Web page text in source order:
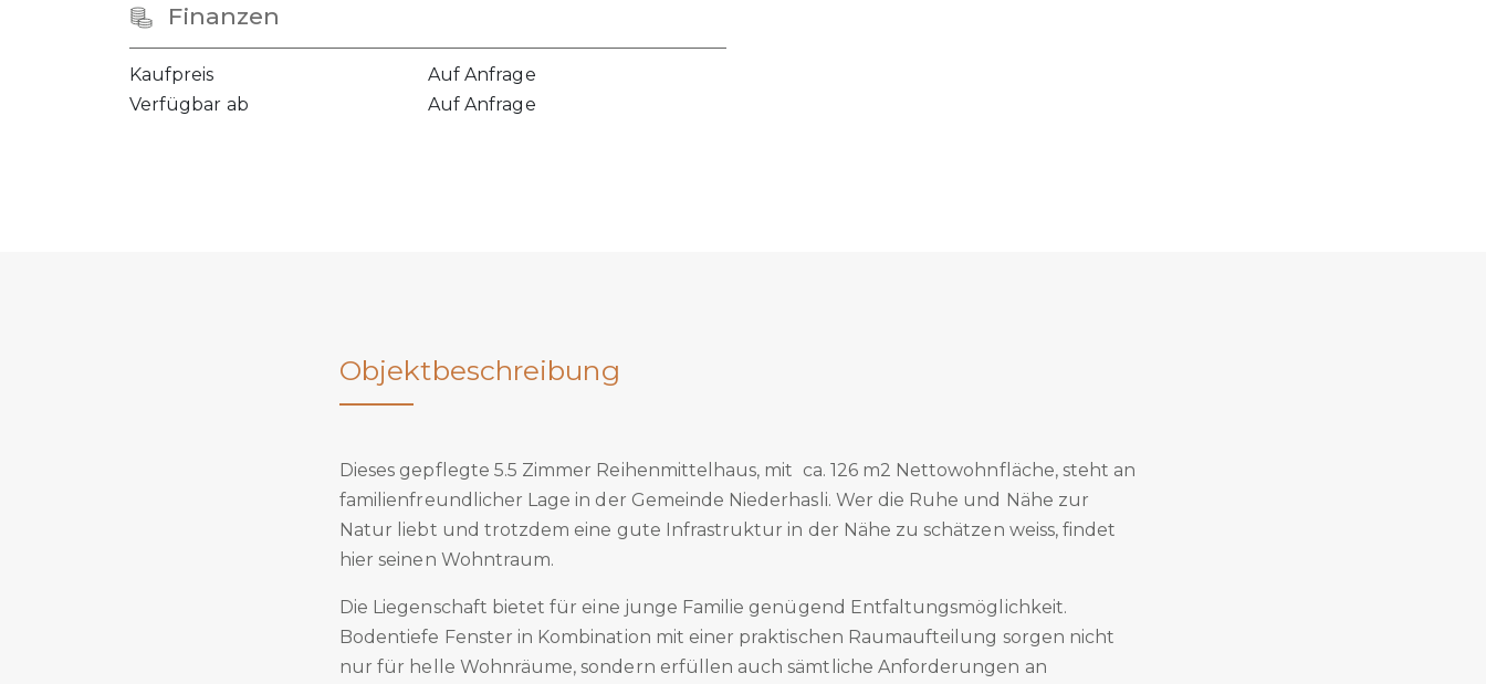
Finanzen
Kaufpreis
Auf Anfrage
Verfügbar ab
Auf Anfrage
Objektbeschreibung
Dieses gepflegte 5.5 Zimmer Reihenmittelhaus, mit ca. 126 m2 Nettowohnfläche, steht an
familienfreundlicher Lage in der Gemeinde Niederhasli. Wer die Ruhe und Nähe zur
Natur liebt und trotzdem eine gute Infrastruktur in der Nähe zu schätzen weiss, findet
hier seinen Wohntraum.
Die Liegenschaft bietet für eine junge Familie genügend Entfaltungsmöglichkeit.
Bodentiefe Fenster in Kombination mit einer praktischen Raumaufteilung sorgen nicht
nur für helle Wohnräume, sondern erfüllen auch sämtliche Anforderungen an